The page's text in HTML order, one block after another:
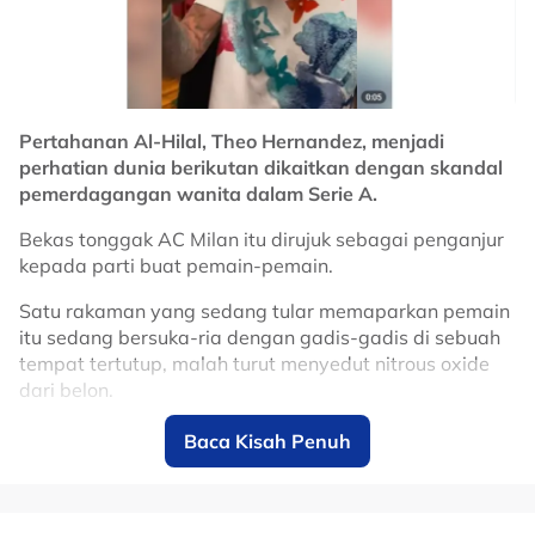
kekuatan skuad yang seimbang di semua posisi selain
mentaliti juara yang terus menjadi identiti utama kelab
gergasi dari Milan itu.
Pertahanan Al-Hilal, Theo Hernandez, menjadi
perhatian dunia berikutan dikaitkan dengan skandal
pemerdagangan wanita dalam Serie A.
Bekas tonggak AC Milan itu dirujuk sebagai penganjur
kepada parti buat pemain-pemain.
Satu rakaman yang sedang tular memaparkan pemain
itu sedang bersuka-ria dengan gadis-gadis di sebuah
tempat tertutup, malah turut menyedut nitrous oxide
dari belon.
Sejak hujung bulan lalu, bola sepak Itali digoncangkan
dengan satu lagi isu yang hampir setara peristiwa
Baca Kisah Penuh